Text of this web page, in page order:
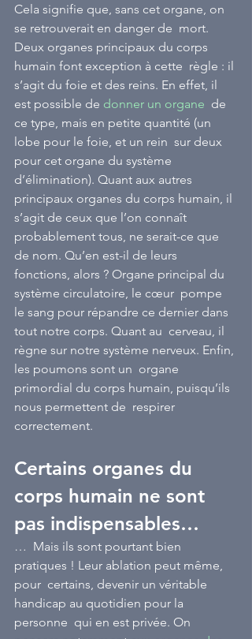
Cela signifie que, sans cet organe, on
se retrouverait en danger de  mort.
Deux organes principaux du corps
humain font exception à cette  règle : il
s’agit du foie et des reins. En effet, il
est possible de donner un organe
  de
ce type, mais en petite quantité (un
lobe pour le foie, et un rein  sur deux
pour cet organe du système
d’élimination). Quant aux autres
principaux organes du corps humain, il
s’agit de ceux que l’on connaît
probablement tous, ne serait-ce que
de nom. Qu’en est-il de leurs
fonctions, alors ? Organe principal du
système circulatoire, le cœur  pompe
le sang pour répandre ce dernier dans
tout notre corps. Quant au  cerveau, il
règne sur notre système nerveux. Enfin,
les poumons sont un  organe
primordial du corps humain, puisqu’ils
nous permettent de  respirer
correctement.
Certains organes du
corps humain ne sont
pas indispensables…
…  Mais ils sont pourtant bien
pratiques ! Leur ablation peut même,
pour  certains, devenir un véritable
handicap au quotidien pour la
personne  qui en est privée. On